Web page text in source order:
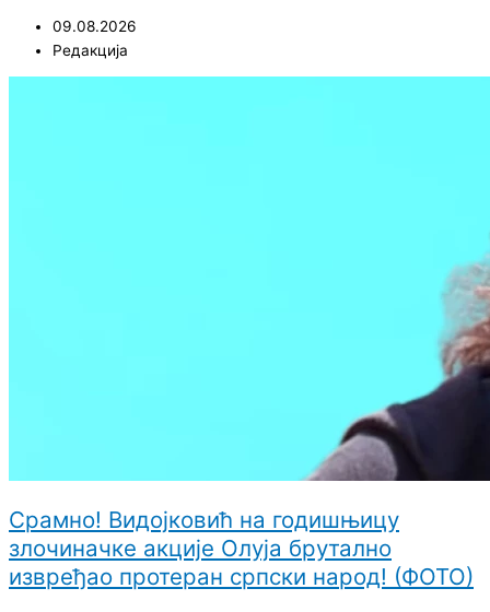
09.08.2026
Редакција
Срамно! Видојковић на годишњицу
злочиначке акције Олуја брутално
извређао протеран српски народ! (ФОТО)